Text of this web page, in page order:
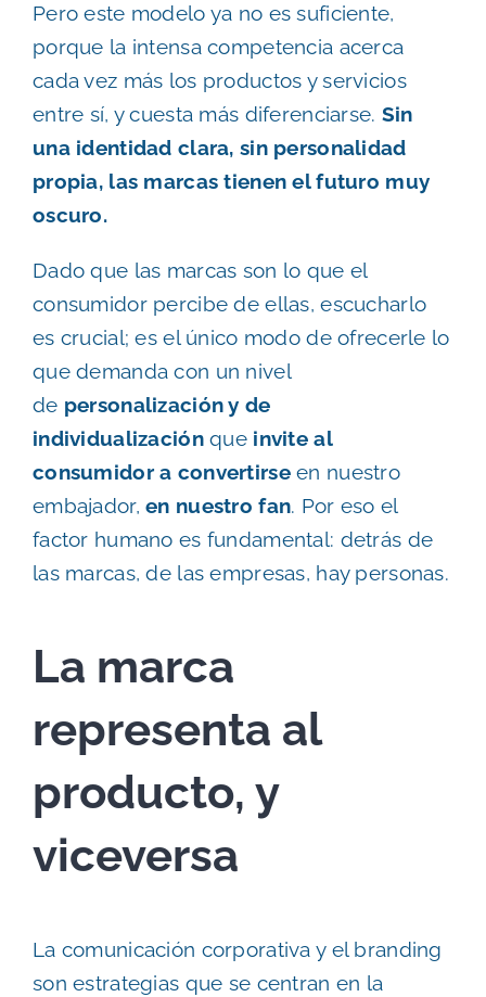
Pero este modelo ya no es suficiente,
porque la intensa competencia acerca
cada vez más los productos y servicios
entre sí, y cuesta más diferenciarse. Sin
una identidad clara, sin personalidad
propia, las marcas tienen el futuro muy
oscuro.
Dado que las marcas son lo que el
consumidor percibe de ellas, escucharlo
es crucial; es el único modo de ofrecerle lo
que demanda con un nivel
de personalización y de
individualizaciónque invite al
consumidor a convertirseen nuestro
embajador,en nuestro fan. Por eso el
factor humano es fundamental: detrás de
las marcas, de las empresas, hay personas.
La marca
representa al
producto, y
viceversa
La comunicación corporativa y el branding
son estrategias que se centran en la